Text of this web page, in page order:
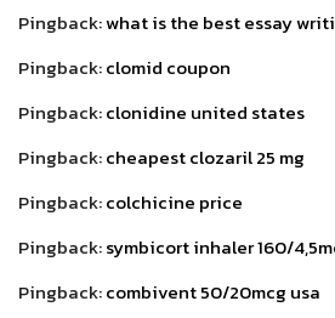
Pingback:what is the best essay
Pingback:clomid coupon
Pingback:clonidine united states
Pingback:cheapest clozaril 25 mg
Pingback:colchicine price
Pingback:symbicort inhaler 160/
Pingback:combivent 50/20mcg usa